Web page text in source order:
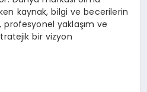
kaynak, bilgi ve becerilerin
profesyonel yaklaşım ve
bir vizyon